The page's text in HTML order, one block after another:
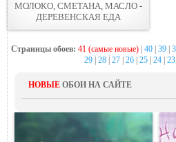
МОЛОКО, СМЕТАНА, МАСЛО -
ДЕРЕВЕНСКАЯ ЕДА
Страницы обоев: 41 (самые новые)| 40| 39|
29| 28| 27| 26| 25| 24| 23|
НОВЫЕ ОБОИ НА САЙТЕ